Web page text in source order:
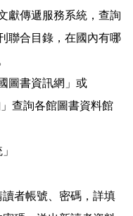
獻傳遞服務系統，查詢
聯合目錄，在國內有哪
圖書資訊網」或
查詢各館圖書資料館
者帳號、密碼，詳填